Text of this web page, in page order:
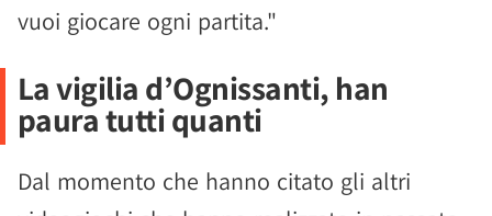
vuoi giocare ogni partita."
La vigilia d’Ognissanti, han
paura tutti quanti
Dal momento che hanno citato gli altri